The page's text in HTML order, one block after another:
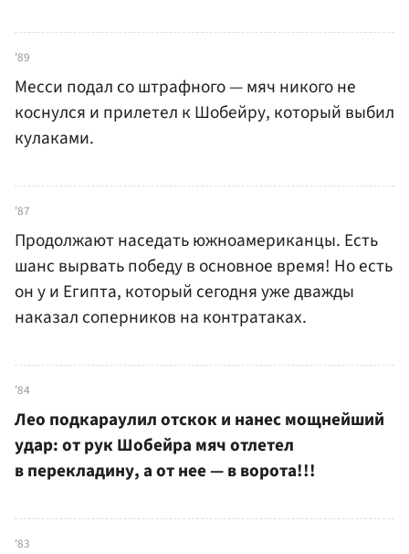
'89
Месси подал со штрафного — мяч никого не
коснулся и прилетел к Шобейру, который выбил
кулаками.
'87
Продолжают наседать южноамериканцы. Есть
шанс вырвать победу в основное время! Но есть
он у и Египта, который сегодня уже дважды
наказал соперников на контратаках.
'84
Лео подкараулил отскок и нанес мощнейший
удар: от рук Шобейра мяч отлетел
в перекладину, а от нее — в ворота!!!
'83